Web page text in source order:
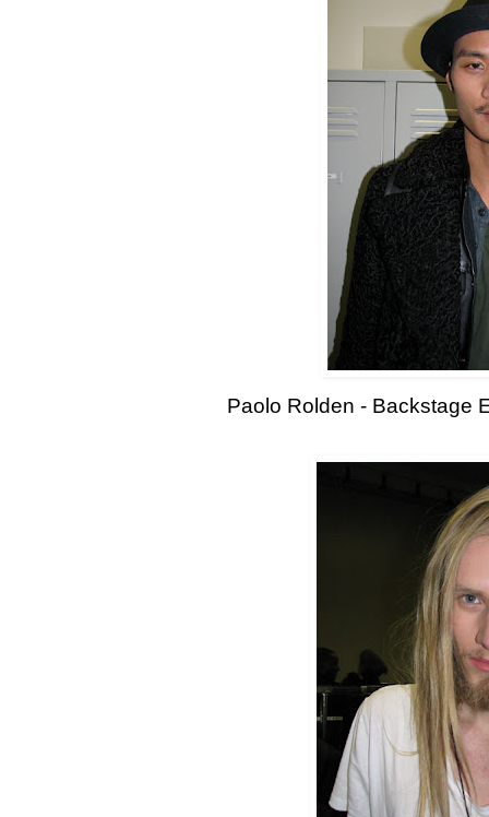
Paolo Rolden - Backstage